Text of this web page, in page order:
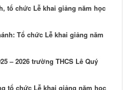
tổ chức Lễ khai giảng năm học
Tổ chức Lễ khai giảng năm
– 2026 trường THCS Lê Quý
tổ chức Lễ khai giảng năm học